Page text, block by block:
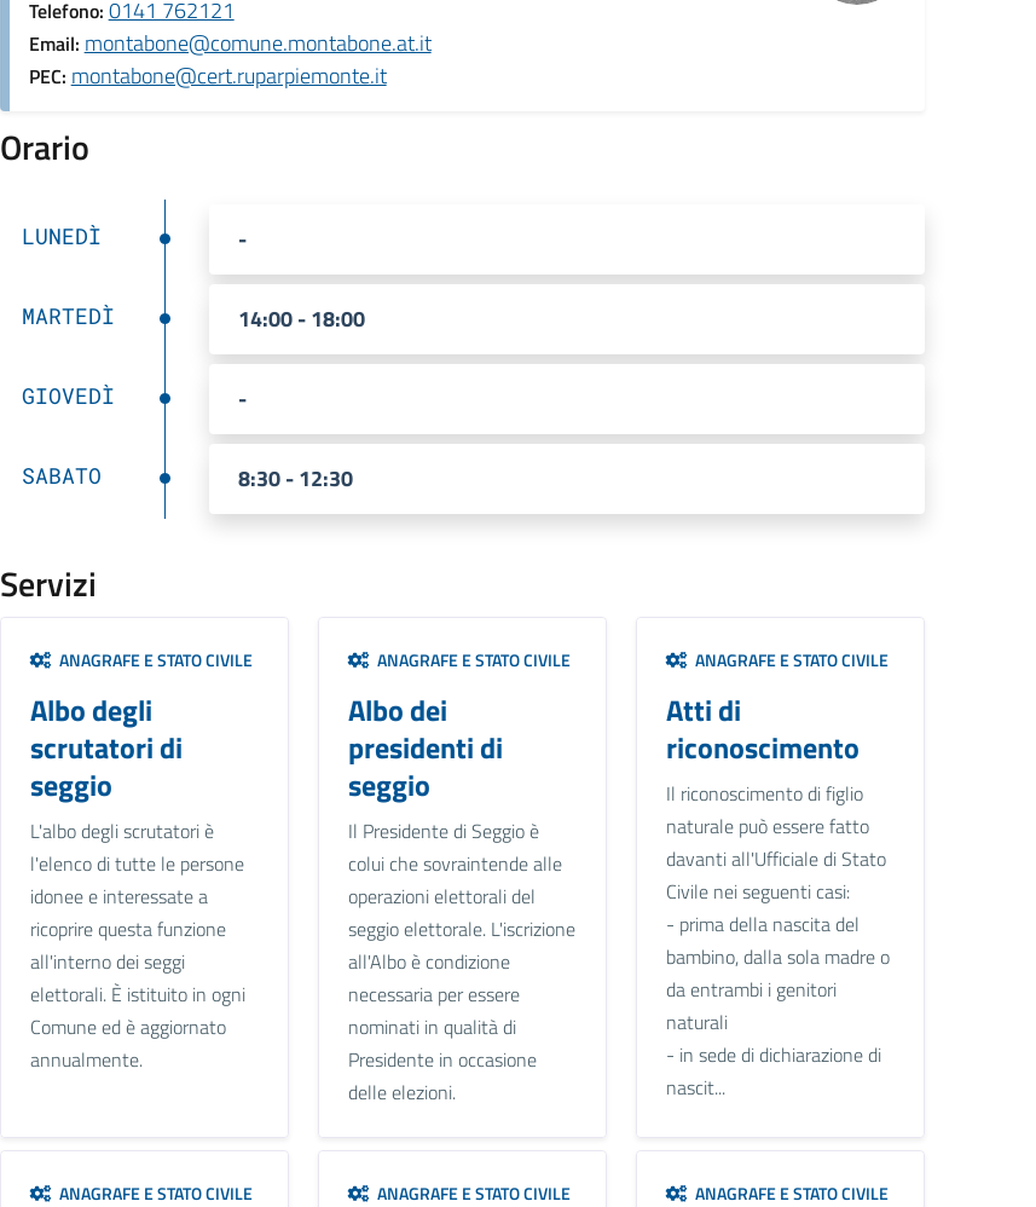
Telefono: 0141 762121
Email: montabone@comune.montabone.at.it
PEC: montabone@cert.ruparpiemonte.it
Orario
LUNEDÌ -
MARTEDÌ 14:00 - 18:00
GIOVEDÌ -
SABATO 8:30 - 12:30
Servizi
ANAGRAFE E STATO CIVILE
Albo degli
scrutatori di
seggio
L'albo degli scrutatori è
l'elenco di tutte le persone
idonee e interessate a
ricoprire questa funzione
all'interno dei seggi
elettorali. È istituito in ogni
Comune ed è aggiornato
annualmente.
ANAGRAFE E STATO CIVILE
Albo dei
presidenti di
seggio
Il Presidente di Seggio è
colui che sovraintende alle
operazioni elettorali del
seggio elettorale. L'iscrizione
all'Albo è condizione
necessaria per essere
nominati in qualità di
Presidente in occasione
delle elezioni.
ANAGRAFE E STATO CIVILE
Atti di
riconoscimento
Il riconoscimento di figlio
naturale può essere fatto
davanti all'Ufficiale di Stato
Civile nei seguenti casi:
- prima della nascita del
bambino, dalla sola madre o
da entrambi i genitori
naturali
- in sede di dichiarazione di
nascit...
ANAGRAFE E STATO CIVILE ANAGRAFE E STATO CIVILE ANAGRAFE E STATO CIVILE